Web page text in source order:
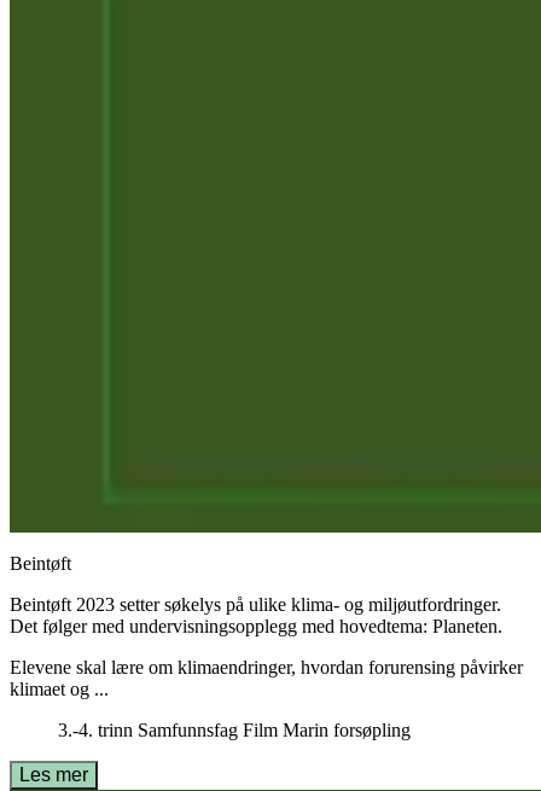
Beintøft
Beintøft 2023 setter søkelys på ulike klima- og miljøutfordringer.
Det følger med undervisningsopplegg med hovedtema: Planeten.
Elevene skal lære om klimaendringer, hvordan forurensing påvirker
klimaet og ...
3.-4. trinn Samfunnsfag Film Marin forsøpling
Les mer